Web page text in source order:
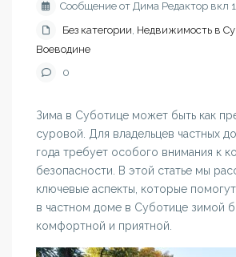
Сообщение от Дима Редактор вкл
Без категории, Недвижимость в
Воеводине
0
Зима в Суботице может быть как
суровой. Для владельцев частных
года требует особого внимания к
безопасности. В этой статье мы
ключевые аспекты, которые
в частном доме в Суботице зимой
комфортной и приятной.